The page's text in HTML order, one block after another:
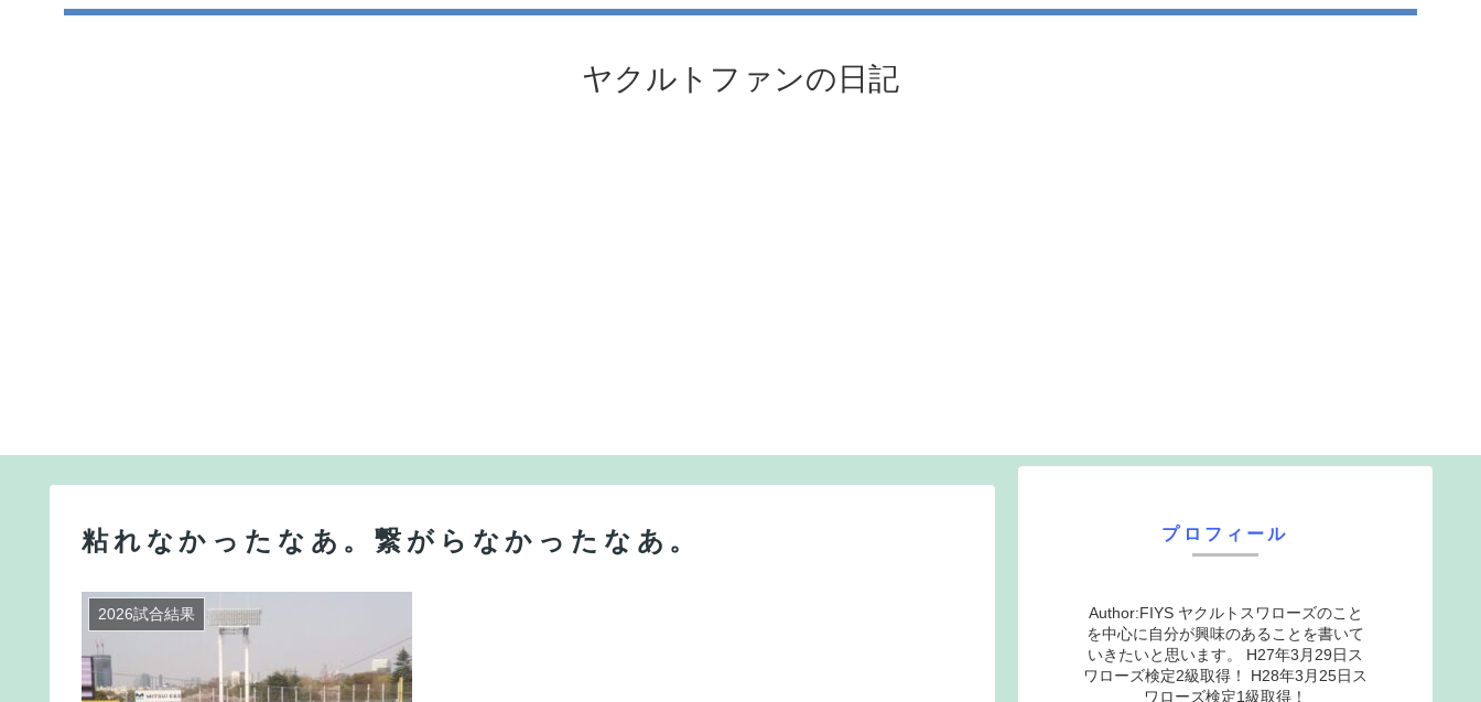
ヤクルトファンの日記
粘れなかったなあ。繋がらなかったなあ。
2026試合結果
プロフィール
Author:FIYS ヤクルトスワローズのこと
を中心に自分が興味のあることを書いて
いきたいと思います。 H27年3月29日ス
ワローズ検定2級取得！ H28年3月25日ス
ワローズ検定1級取得！